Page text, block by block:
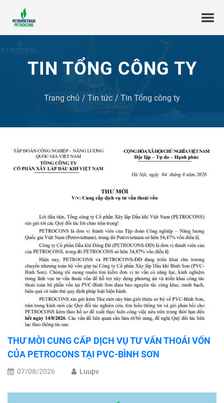
TIN TỔNG CÔNG TY
Trang chủ Tin tức Tin Tổng công ty
THƯ MỜI CUNG CẤP DỊCH VỤ TƯ VẤN THOÁI VỐN
CỦA PETROCONS TẠI PVC-BÌNH SƠN
07/08/2026 Luupv